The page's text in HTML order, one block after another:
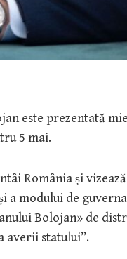
este prezentată
5 mai.
România și
a modului de
Bolojan» de
averii statului”.